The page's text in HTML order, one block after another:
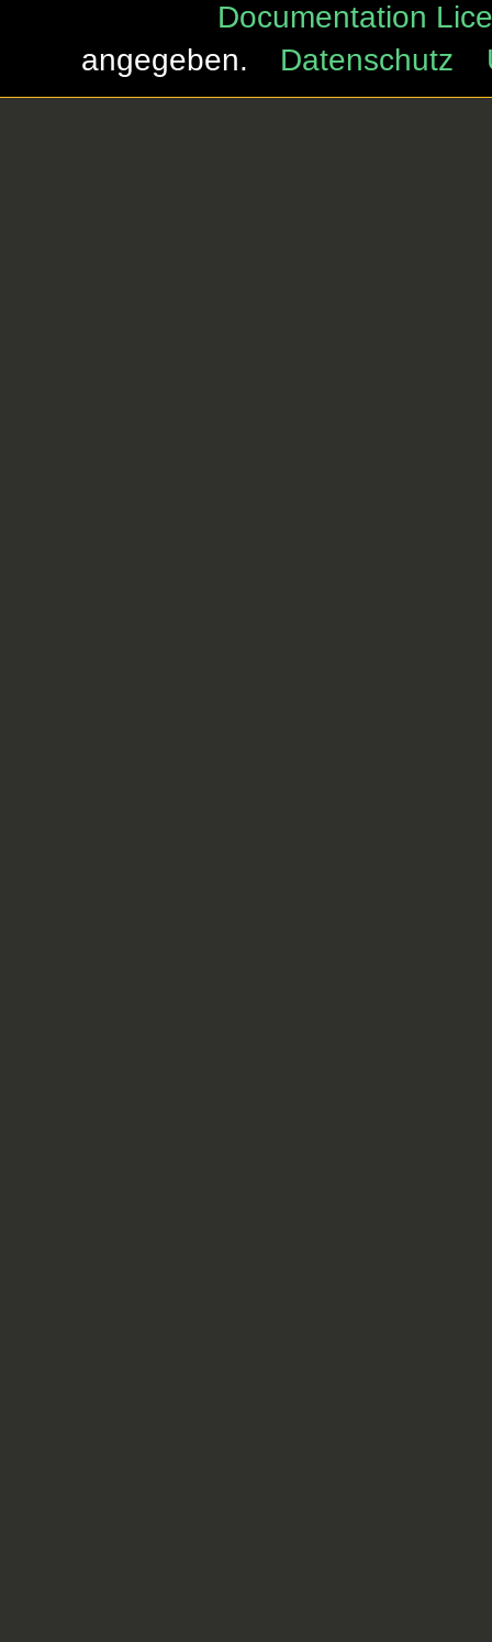
Documentation
angegeben.
Datenschutz